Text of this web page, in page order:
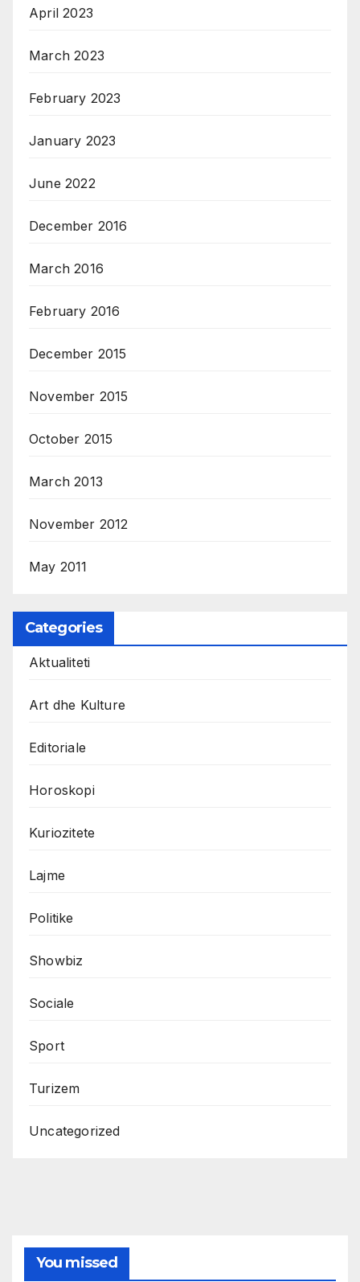
April 2023
March 2023
February 2023
January 2023
June 2022
December 2016
March 2016
February 2016
December 2015
November 2015
October 2015
March 2013
November 2012
May 2011
Categories
Aktualiteti
Art dhe Kulture
Editoriale
Horoskopi
Kuriozitete
Lajme
Politike
Showbiz
Sociale
Sport
Turizem
Uncategorized
You missed